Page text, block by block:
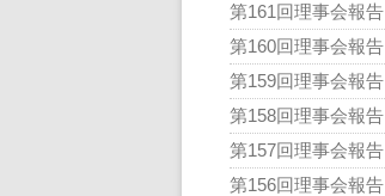
第161回理事会報告
第160回理事会報告
第159回理事会報告
第158回理事会報告
第157回理事会報告
第156回理事会報告